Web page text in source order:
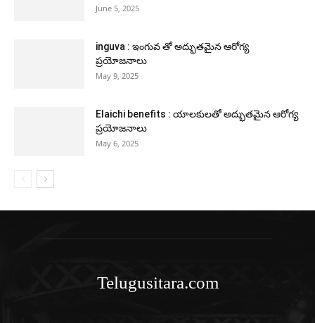
June 5, 2025
inguva : ఇంగువ తో అద్భుతమైన ఆరోగ్య
ప్రయోజనాలు
May 9, 2025
Elaichi benefits : యాలకులతో అద్భుతమైన ఆరోగ్య
ప్రయోజనాలు
May 6, 2025
Telugusitara.com